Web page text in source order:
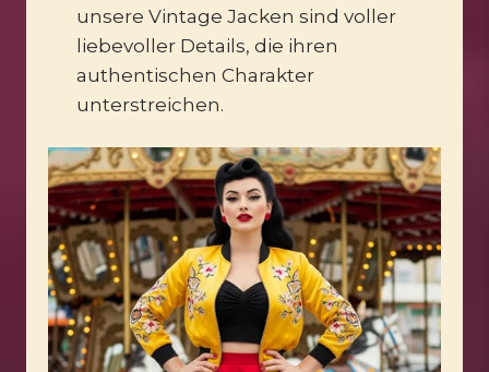
unsere Vintage Jacken sind voller
liebevoller Details, die ihren
authentischen Charakter
unterstreichen.